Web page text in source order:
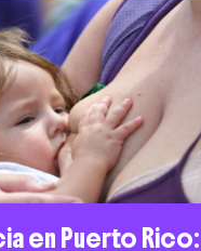
en Puerto Rico: